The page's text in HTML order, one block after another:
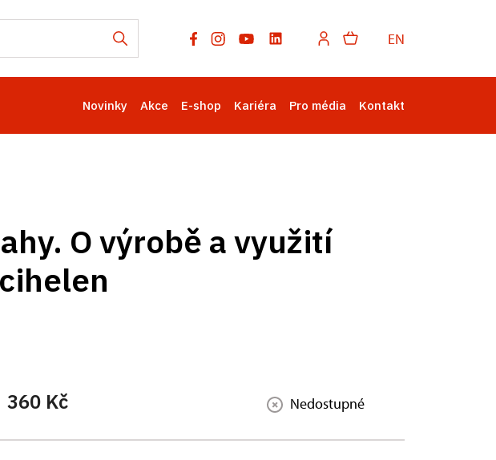
EN
Novinky Akce E-shop Kariéra Pro média Kontakt
O výrobě a využití
360 Kč Nedostupné